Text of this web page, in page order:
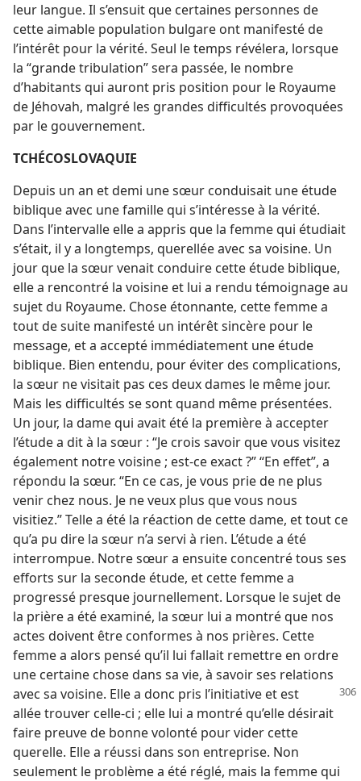
leur langue. Il s’ensuit que certaines personnes de
cette aimable population bulgare ont manifesté de
l’intérêt pour la vérité. Seul le temps révélera, lorsque
la “grande tribulation” sera passée, le nombre
d’habitants qui auront pris position pour le Royaume
de Jéhovah, malgré les grandes difficultés provoquées
par le gouvernement.
TCHÉCOSLOVAQUIE
Depuis un an et demi une sœur conduisait une étude
biblique avec une famille qui s’intéresse à la vérité.
Dans l’intervalle elle a appris que la femme qui étudiait
s’était, il y a longtemps, querellée avec sa voisine. Un
jour que la sœur venait conduire cette étude biblique,
elle a rencontré la voisine et lui a rendu témoignage au
sujet du Royaume. Chose étonnante, cette femme a
tout de suite manifesté un intérêt sincère pour le
message, et a accepté immédiatement une étude
biblique. Bien entendu, pour éviter des complications,
la sœur ne visitait pas ces deux dames le même jour.
Mais les difficultés se sont quand même présentées.
Un jour, la dame qui avait été la première à accepter
l’étude a dit à la sœur : “Je crois savoir que vous visitez
également notre voisine ; est-​ce exact ?” “En effet”, a
répondu la sœur. “En ce cas, je vous prie de ne plus
venir chez nous. Je ne veux plus que vous nous
visitiez.” Telle a été la réaction de cette dame, et tout ce
qu’a pu dire la sœur n’a servi à rien. L’étude a été
interrompue. Notre sœur a ensuite concentré tous ses
efforts sur la seconde étude, et cette femme a
progressé presque journellement. Lorsque le sujet de
la prière a été examiné, la sœur lui a montré que nos
actes doivent être conformes à nos prières. Cette
femme a alors pensé qu’il lui fallait remettre en ordre
une certaine chose dans sa vie, à savoir ses relations
avec sa voisine. Elle a donc pris l’initiative et est
allée trouver celle-ci ; elle lui a montré qu’elle désirait
faire preuve de bonne volonté pour vider cette
querelle. Elle a réussi dans son entreprise. Non
seulement le problème a été réglé, mais la femme qui